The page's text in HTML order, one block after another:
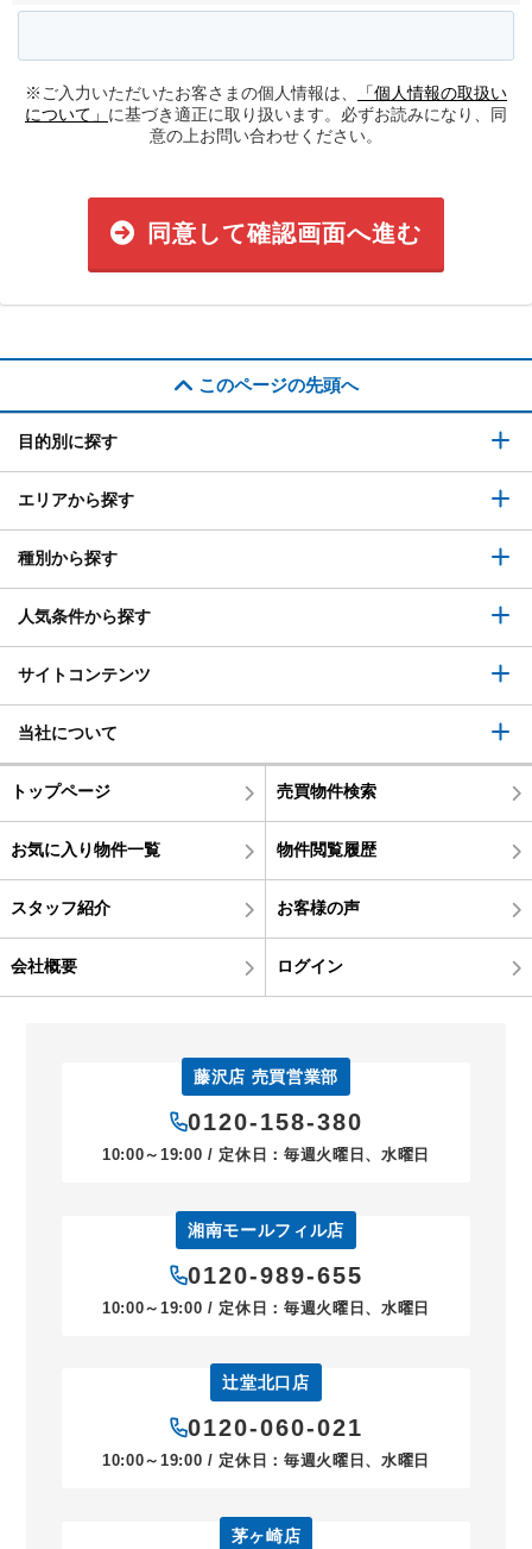
※ご入力いただいたお客さまの個人情報は、
「個人情報の取扱い
について」 に基づき適正に取り扱います。必ずお読みになり、同
意の上お問い合わせください。
同意して確認画面へ進む
このページの先頭へ
目的別に探す
エリアから探す
種別から探す
人気条件から探す
サイトコンテンツ
当社について
トップページ 売買物件検索
お気に入り物件一覧 物件閲覧履歴
スタッフ紹介 お客様の声
会社概要 ログイン
藤沢店 売買営業部
0120-158-380
10:00～19:00 / 定休日：毎週火曜日、水曜日
湘南モールフィル店
0120-989-655
10:00～19:00 / 定休日：毎週火曜日、水曜日
辻堂北口店
0120-060-021
10:00～19:00 / 定休日：毎週火曜日、水曜日
茅ヶ崎店